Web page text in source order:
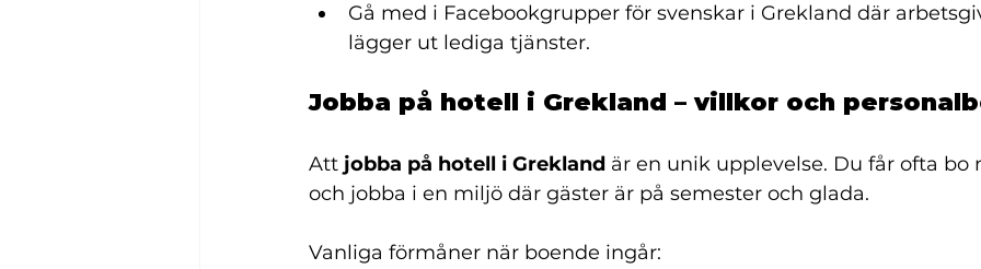
Gå med i Facebookgrupper för svenskar i Grekland där
lägger ut lediga tjänster.
Jobba på hotell i Grekland – villkor och
Att jobba på hotell i Grekland är en unik upplevelse. Du får ofta bo
och jobba i en miljö där gäster är på semester och glada.
Vanliga förmåner när boende ingår: